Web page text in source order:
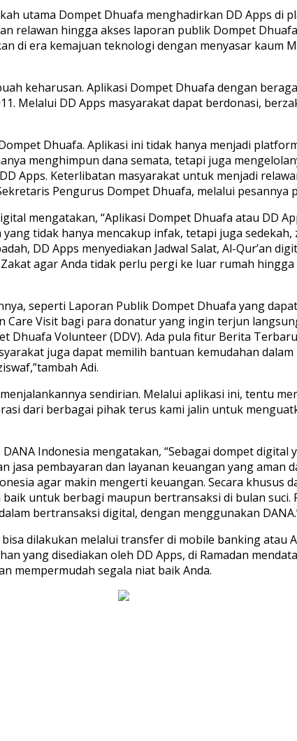
utama Dompet Dhuafa menghadirkan DD Apps di
relawan hingga akses laporan publik Dompet
di era kemajuan teknologi dengan menyasar kaum
keharusan. Aplikasi Dompet Dhuafa dengan
Melalui DD Apps masyarakat dapat berdonasi,
Dhuafa. Aplikasi ini tidak hanya menjadi
menghimpun dana semata, tetapi juga
Apps. Keterlibatan masyarakat untuk menjadi
Pengurus Dompet Dhuafa, melalui pesannya
mengatakan, “Aplikasi Dompet Dhuafa atau DD
tidak hanya mencakup infak, tetapi juga
DD Apps menyediakan Jadwal Salat, Al-Qur’an
agar Anda tidak perlu pergi ke luar rumah
seperti Laporan Publik Dompet Dhuafa yang
Visit bagi para donatur yang ingin terjun
Dhuafa Volunteer (DDV). Ada pula fitur Berita
juga dapat memilih bantuan kemudahan
Adi.
sendirian. Melalui aplikasi ini, tentu
dari berbagai pihak terus kami jalin untuk
Indonesia mengatakan, “Sebagai dompet
jasa pembayaran dan layanan keuangan yang aman
agar makin mengerti keuangan. Secara khusus
untuk berbagi maupun bertransaksi di bulan
bertransaksi digital, dengan menggunakan
dilakukan melalui transfer di mobile banking atau
yang disediakan oleh DD Apps, di Ramadan
mempermudah segala niat baik Anda.